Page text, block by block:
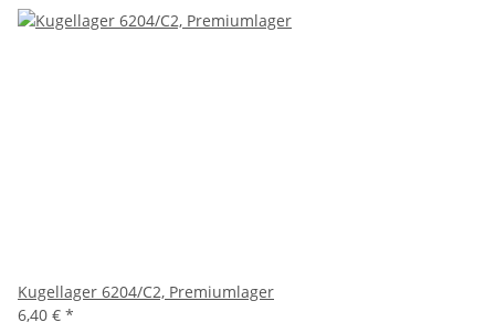
Kugellager 6204/C2, Premiumlager
6,40 € *